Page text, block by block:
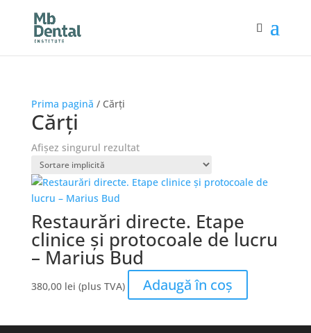
Prima pagină / Cărți
Cărți
Afișez singurul rezultat
Restaurări directe. Etape
clinice și protocoale de lucru
– Marius Bud
380,00 lei (plus TVA) Adaugă în coș